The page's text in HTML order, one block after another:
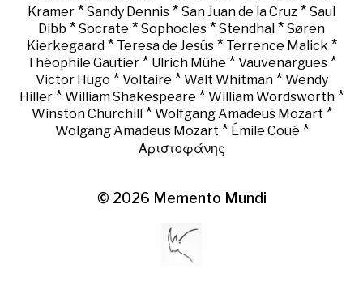
Kramer * Sandy Dennis * San Juan de la Cruz * Saul
Dibb * Socrate * Sophocles * Stendhal * Søren
Kierkegaard* Teresa de Jesús* Terrence Malick *
Théophile Gautier * Ulrich Mühe * Vauvenargues *
Victor Hugo * Voltaire * Walt Whitman* Wendy
Hiller * William Shakespeare * William Wordsworth *
Winston Churchill * Wolfgang Amadeus Mozart *
Wolgang Amadeus Mozart * Émile Coué *
Αριστοφάνης
© 2026 Memento Mundi